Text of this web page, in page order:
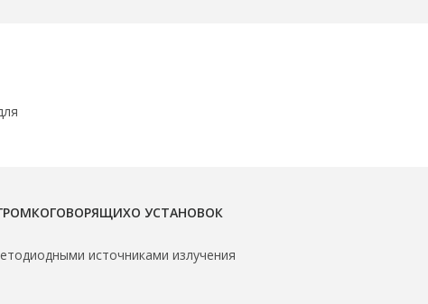
УСТАНОВОК
источниками излучения